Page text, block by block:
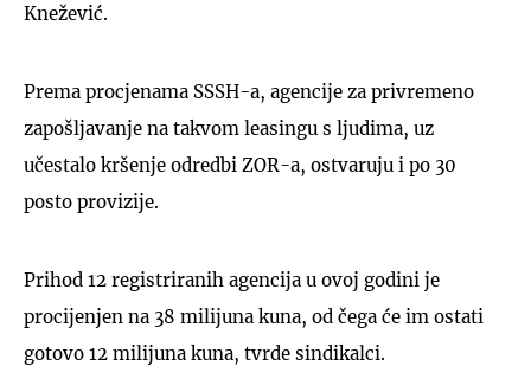
Knežević.
Prema procjenama SSSH-a, agencije za privremeno
zapošljavanje na takvom leasingu s ljudima, uz
učestalo kršenje odredbi ZOR-a, ostvaruju i po 30
posto provizije.
Prihod 12 registriranih agencija u ovoj godini je
procijenjen na 38 milijuna kuna, od čega će im ostati
gotovo 12 milijuna kuna, tvrde sindikalci.